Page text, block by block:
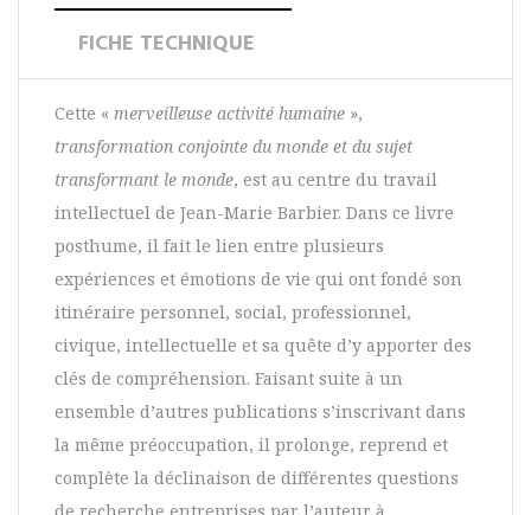
FICHE TECHNIQUE
Cette « merveilleuse activité humaine »,
transformation conjointe du monde et du sujet
transformant le monde, est au centre du travail
intellectuel de Jean-Marie Barbier. Dans ce livre
posthume, il fait le lien entre plusieurs
expériences et émotions de vie qui ont fondé son
itinéraire personnel, social, professionnel,
civique, intellectuelle et sa quête d’y apporter des
clés de compréhension. Faisant suite à un
ensemble d’autres publications s’inscrivant dans
la même préoccupation, il prolonge, reprend et
complète la déclinaison de différentes questions